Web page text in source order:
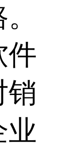
件
销
业